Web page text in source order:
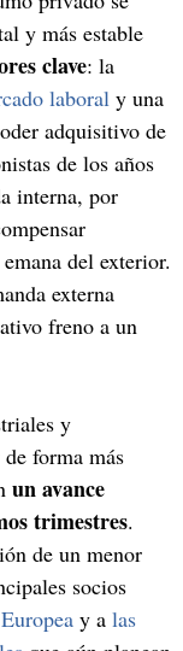
y más estable
clave: la
laboral y una
adquisitivo de
de los años
interna, por
del exterior.
externa
freno a un
y
forma más
un avance
trimestres.
de un menor
socios
y a las